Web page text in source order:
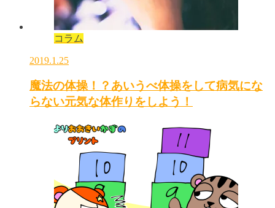
コラム
2019.1.25
魔法の体操！？あいうべ体操をして病気にな
らない元気な体作りをしよう！